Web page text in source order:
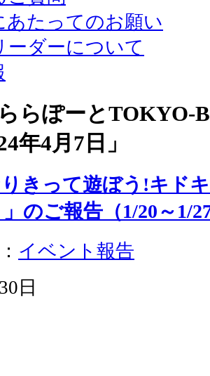
あたってのお願い
ーダーについて
らぽーと
年4月7日 」
りきって遊ぼう!キド
のご報告（1/20～1/
イベント報告
日